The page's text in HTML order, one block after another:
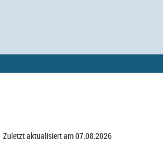
Zuletzt aktualisiert am 07.08.2026